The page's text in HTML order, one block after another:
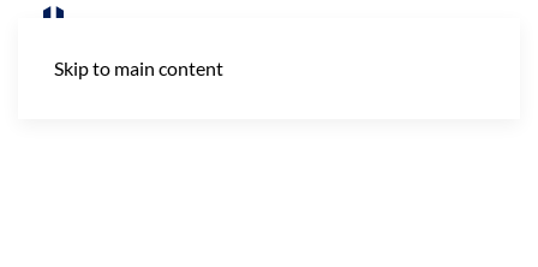
Skip to main content